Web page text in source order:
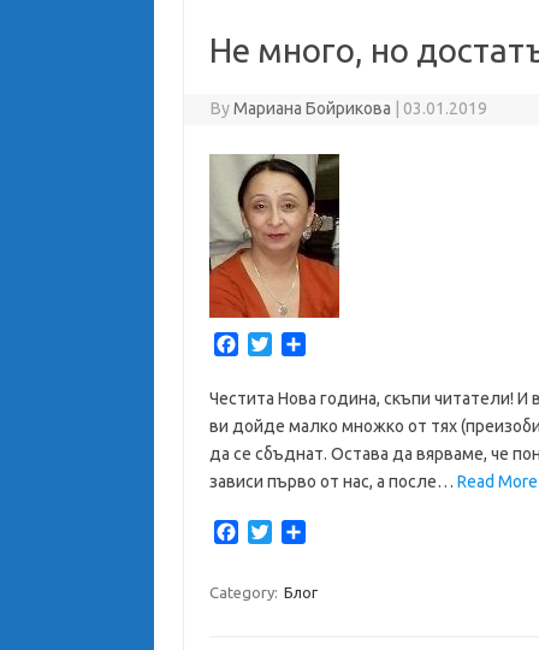
k
Не много, но
ByМариана Бойрикова 03.01.2019
c
b
o
o
i
t
e
r
a
Честита Нова година, скъпи читатели! И
ви дойде малко множко от тях
да се сбъднат. Остава да вярваме, че
зависи първо от нас, а после… Read
e
t
r
Category: Блог